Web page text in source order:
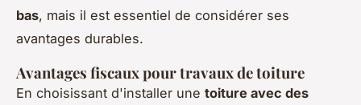
bas, mais il est essentiel de considérer ses
avantages durables.
Avantages fiscaux pour travaux de toiture
En choisissant d'installer une toiture avec des